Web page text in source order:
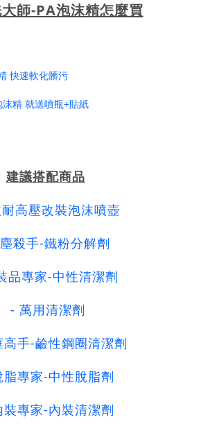
師-PA泡沫精怎麼買
建議搭配商品
高壓改裝泡沫噴壺
殺手-鐵粉分解劑
品專家-中性清潔劑
- 萬用清潔劑
手-鹼性鋼圈清潔劑
脂專家-中性脫脂劑
裝專家-內裝清潔劑